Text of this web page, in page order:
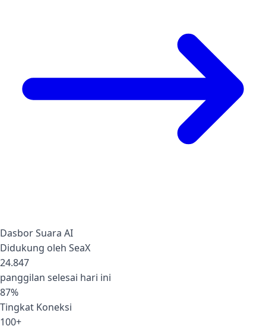
Dasbor Suara AI
Didukung oleh SeaX
24.847
panggilan selesai hari ini
87%
Tingkat Koneksi
100+